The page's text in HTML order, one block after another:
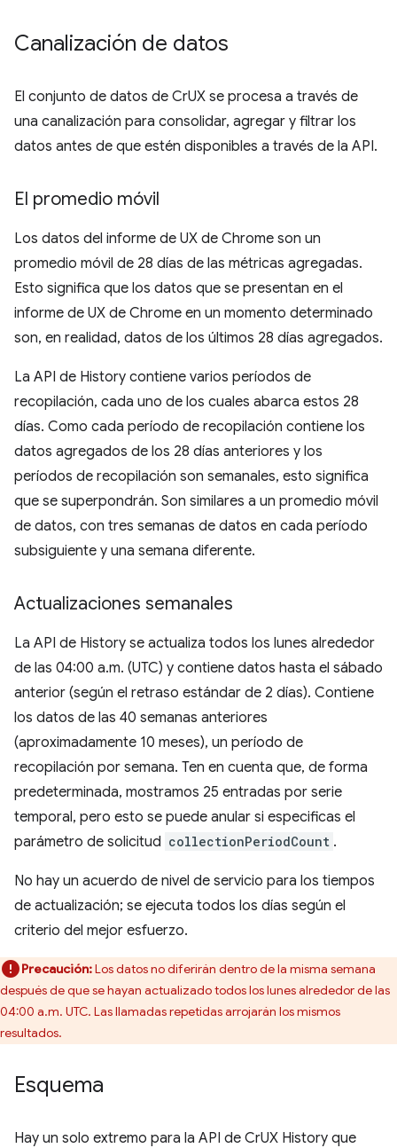
Canalización de datos
El conjunto de datos de CrUX se procesa a través de
una canalización para consolidar, agregar y filtrar los
datos antes de que estén disponibles a través de la API.
El promedio móvil
Los datos del informe de UX de Chrome son un
promedio móvil de 28 días de las métricas agregadas.
Esto significa que los datos que se presentan en el
informe de UX de Chrome en un momento determinado
son, en realidad, datos de los últimos 28 días agregados.
La API de History contiene varios períodos de
recopilación, cada uno de los cuales abarca estos 28
días. Como cada período de recopilación contiene los
datos agregados de los 28 días anteriores y los
períodos de recopilación son semanales, esto significa
que se superpondrán. Son similares a un promedio móvil
de datos, con tres semanas de datos en cada período
subsiguiente y una semana diferente.
Actualizaciones semanales
La API de History se actualiza todos los lunes alrededor
de las 04:00 a.m. (UTC) y contiene datos hasta el sábado
anterior (según el retraso estándar de 2 días). Contiene
los datos de las 40 semanas anteriores
(aproximadamente 10 meses), un período de
recopilación por semana. Ten en cuenta que, de forma
predeterminada, mostramos 25 entradas por serie
temporal, pero esto se puede anular si especificas el
parámetro de solicitud collectionPeriodCount .
No hay un acuerdo de nivel de servicio para los tiempos
de actualización; se ejecuta todos los días según el
criterio del mejor esfuerzo.
Precaución:Los datos no diferirán dentro de la misma semana
después de que se hayan actualizado todos los lunes alrededor de las
04:00 a.m. UTC. Las llamadas repetidas arrojarán los mismos
resultados.
Esquema
Hay un solo extremo para la API de CrUX History que